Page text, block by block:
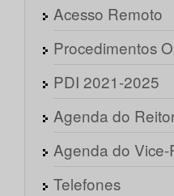
Acesso Remoto
Procedimentos
PDI 2021-2025
Agenda do
Agenda do Vice-
Telefones